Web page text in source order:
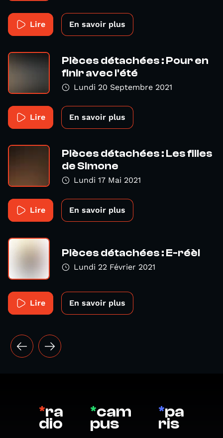
Lire En savoir plus
Pièces détachées : Pour en
finir avec l'été
Lundi 20 Septembre 2021
Lire En savoir plus
Pièces détachées : Les filles
de Simone
Lundi 17 Mai 2021
Lire En savoir plus
Pièces détachées : E-réèl
Lundi 22 Février 2021
Lire En savoir plus
*ra
dio
*cam
pus
*pa
ris